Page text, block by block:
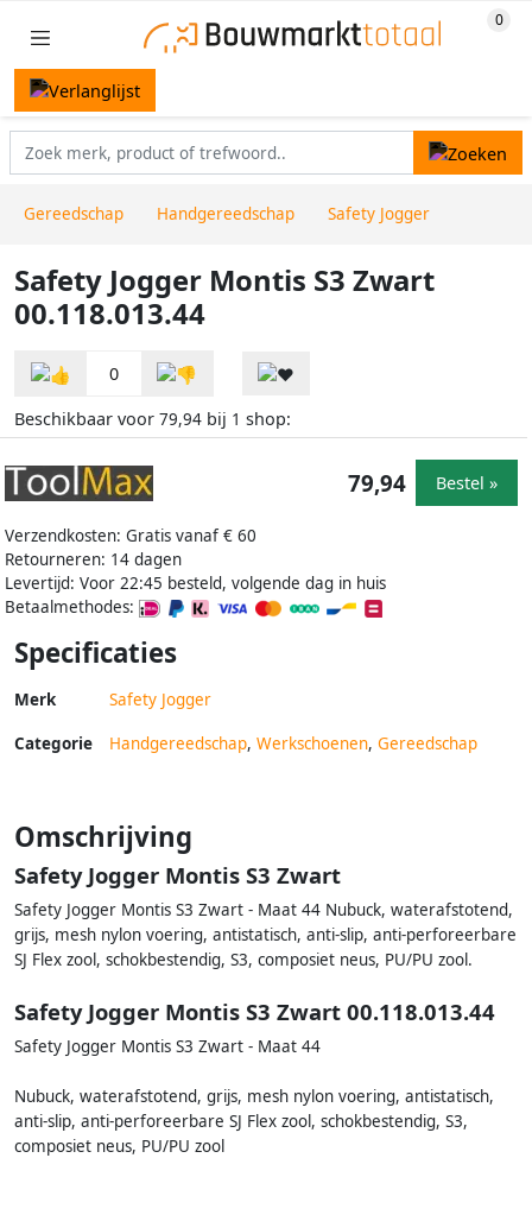
Gereedschap Handgereedschap Safety Jogger
Safety Jogger Montis S3 Zwart
00.118.013.44
0
Beschikbaar voor 79,94 bij 1 shop:
Verzendkosten: Gratis vanaf € 60
Retourneren: 14 dagen
Levertijd: Voor 22:45 besteld, volgende dag in huis
Betaalmethodes:
79,94 Bestel »
Specificaties
Merk Safety Jogger
Categorie Handgereedschap, Werkschoenen, Gereedschap
Omschrijving
Safety Jogger Montis S3 Zwart
Safety Jogger Montis S3 Zwart - Maat 44 Nubuck, waterafstotend,
grijs, mesh nylon voering, antistatisch, anti-slip, anti-perforeerbare
SJ Flex zool, schokbestendig, S3, composiet neus, PU/PU zool.
Safety Jogger Montis S3 Zwart 00.118.013.44
Safety Jogger Montis S3 Zwart - Maat 44
Nubuck, waterafstotend, grijs, mesh nylon voering, antistatisch,
anti-slip, anti-perforeerbare SJ Flex zool, schokbestendig, S3,
composiet neus, PU/PU zool